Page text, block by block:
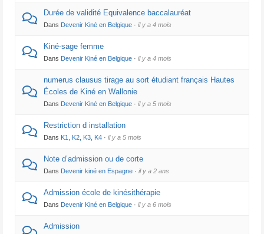
Durée de validité Equivalence baccalauréat
Dans Devenir Kiné en Belgique · il y a 4 mois
Kiné-sage femme
Dans Devenir Kiné en Belgique · il y a 4 mois
numerus clausus tirage au sort étudiant français Hautes
Écoles de Kiné en Wallonie
Dans Devenir Kiné en Belgique · il y a 5 mois
Restriction d installation
Dans K1, K2, K3, K4 · il y a 5 mois
Note d’admission ou de corte
Dans Devenir kiné en Espagne · il y a 2 ans
Admission école de kinésithérapie
Dans Devenir Kiné en Belgique · il y a 6 mois
Admission